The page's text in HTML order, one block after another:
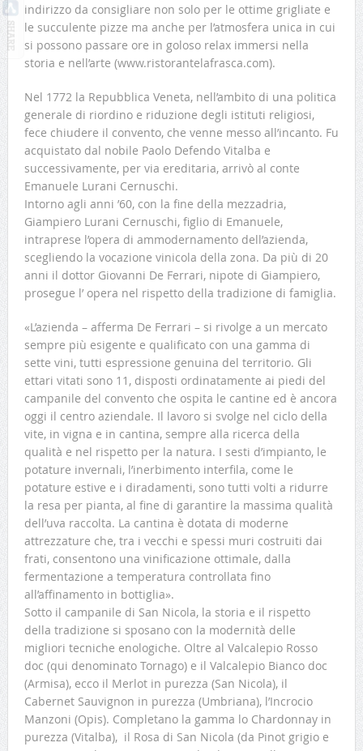
indirizzo da consigliare non solo per le ottime grigliate e
le succulente pizze ma anche per l’atmosfera unica in cui
si possono passare ore in goloso relax immersi nella
storia e nell’arte (www.ristorantelafrasca.com).
Nel 1772 la Repubblica Veneta, nell’ambito di una politica
generale di riordino e riduzione degli istituti religiosi,
fece chiudere il convento, che venne messo all’incanto. Fu
acquistato dal nobile Paolo Defendo Vitalba e
successivamente, per via ereditaria, arrivò al conte
Emanuele Lurani Cernuschi.
Intorno agli anni ’60, con la fine della mezzadria,
Giampiero Lurani Cernuschi, figlio di Emanuele,
intraprese l’opera di ammodernamento dell’azienda,
scegliendo la vocazione vinicola della zona. Da più di 20
anni il dottor Giovanni De Ferrari, nipote di Giampiero,
prosegue l’ opera nel rispetto della tradizione di famiglia.
«L’azienda – afferma De Ferrari – si rivolge a un mercato
sempre più esigente e qualificato con una gamma di
sette vini, tutti espressione genuina del territorio. Gli
ettari vitati sono 11, disposti ordinatamente ai piedi del
campanile del convento che ospita le cantine ed è ancora
oggi il centro aziendale. Il lavoro si svolge nel ciclo della
vite, in vigna e in cantina, sempre alla ricerca della
qualità e nel rispetto per la natura. I sesti d’impianto, le
potature invernali, l’inerbimento interfila, come le
potature estive e i diradamenti, sono tutti volti a ridurre
la resa per pianta, al fine di garantire la massima qualità
dell’uva raccolta. La cantina è dotata di moderne
attrezzature che, tra i vecchi e spessi muri costruiti dai
frati, consentono una vinificazione ottimale, dalla
fermentazione a temperatura controllata fino
all’affinamento in bottiglia».
Sotto il campanile di San Nicola, la storia e il rispetto
della tradizione si sposano con la modernità delle
migliori tecniche enologiche. Oltre al Valcalepio Rosso
doc (qui denominato Tornago) e il Valcalepio Bianco doc
(Armisa), ecco il Merlot in purezza (San Nicola), il
Cabernet Sauvignon in purezza (Umbriana), l’Incrocio
Manzoni (Opis). Completano la gamma lo Chardonnay in
purezza (Vitalba), il Rosa di San Nicola (da Pinot grigio e